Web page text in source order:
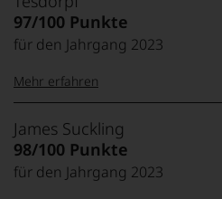
97/100 Punkte
für den Jahrgang 2023
99–100 Punkte:
95–98 Punkte:
Tesdorpf
Der
Name
Tesdorpf
Mehr erfahren
James Suckling
98/100 Punkte
für den Jahrgang 2023